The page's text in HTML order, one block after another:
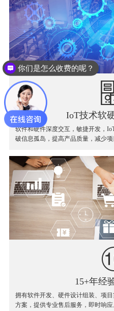
IoT技术软
软件和硬件深度交互，敏捷开发，
破信息孤岛，提高产品质量，减少项
15+年经
拥有软件开发、硬件设计组装、项
方案，提供专业售后服务，即时响应
你们是怎么收费的呢？